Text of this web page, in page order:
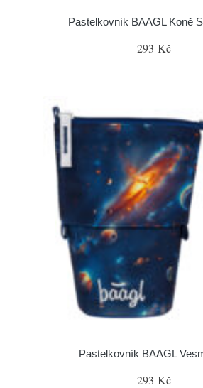
Pastelkovník BAAGL Koně
293 Kč
Pastelkovník BAAGL
293 Kč